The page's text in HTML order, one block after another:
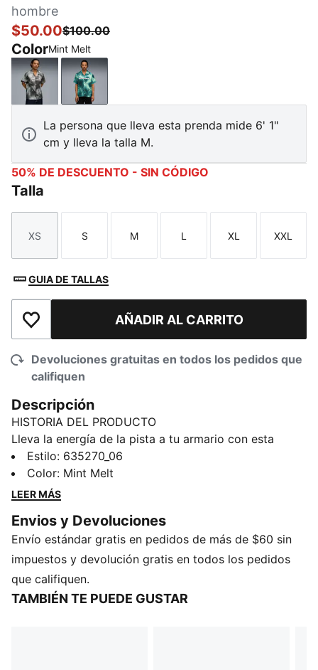
hombre
$50.00$100.00
ColorMint Melt
PUMA BlackMint Melt
La persona que lleva esta prenda mide 6' 1"
cm y lleva la talla M.
50% DE DESCUENTO - SIN CÓDIGO
Talla
Talla
XS
Talla
S
Talla
M
Talla
L
Talla
XL
Talla
XXL
GUIA DE TALLAS
Añadir a la lista de deseosAÑADIR AL CARRITO
Devoluciones gratuitas en todos los pedidos que
califiquen
Descripción
HISTORIA DEL PRODUCTO
Lleva la energía de la pista a tu armario con esta
atrevida silueta inspirada en el streetwear.
Confeccionada en sarga de primera calidad con
tapeta de botones, presenta estampas llamativas, la
el día de la carrera o para moverse fuera de la pista.
El estilo deportivo de PUMA, siempre a la vanguardia.
DETALLES
Corte: regular
Material principal: Tejido de seda
Estilo: 635270_06
Color: Mint Melt
LEER MÁS
Envios y Devoluciones
Envío estándar gratis en pedidos de más de $60 sin
impuestos y devolución gratis en todos los pedidos
que califiquen.
TAMBIÉN TE PUEDE GUSTAR